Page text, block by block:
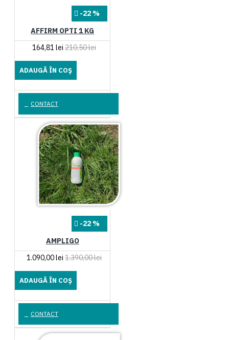
-22 %
AFFIRM OPTI 1 KG
164,81 lei 210,50 lei
ADAUGĂ ÎN COŞ
CONTACT
-22 %
AMPLIGO
1.090,00 lei 1.390,00 lei
ADAUGĂ ÎN COŞ
CONTACT